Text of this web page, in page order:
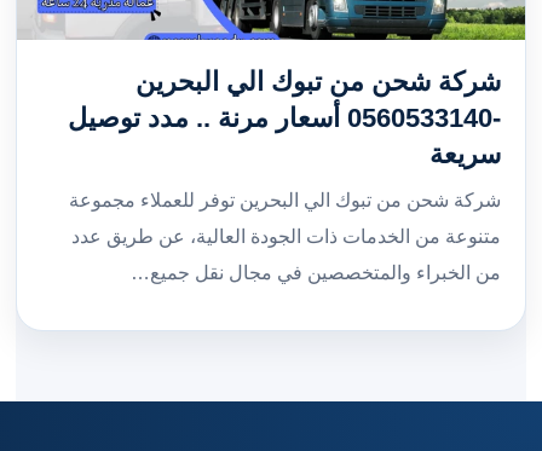
شركة شحن من تبوك الي البحرين
-0560533140 أسعار مرنة .. مدد توصيل
سريعة
شركة شحن من تبوك الي البحرين توفر للعملاء مجموعة
متنوعة من الخدمات ذات الجودة العالية، عن طريق عدد
من الخبراء والمتخصصين في مجال نقل جميع…